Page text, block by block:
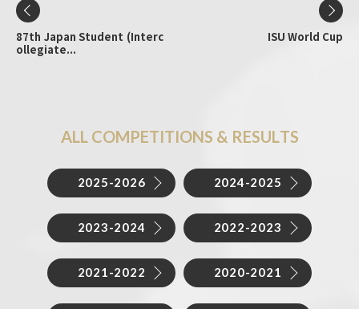
87th Japan Student (Interc
ollegiate...
ISU World Cup
ALL COMPETITIONS & RESULTS
2025-2026 2024-2025
2023-2024 2022-2023
2021-2022 2020-2021